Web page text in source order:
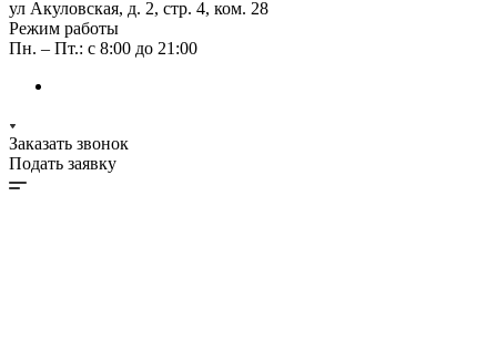
ул Акуловская, д. 2, стр. 4, ком. 28
Режим работы
Пн. – Пт.: с 8:00 до 21:00
Заказать звонок
Подать заявку